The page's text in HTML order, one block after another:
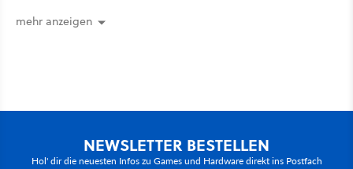
mehr anzeigen
NEWSLETTER BESTELLEN
Hol' dir die neuesten Infos zu Games und Hardware direkt ins Postfach